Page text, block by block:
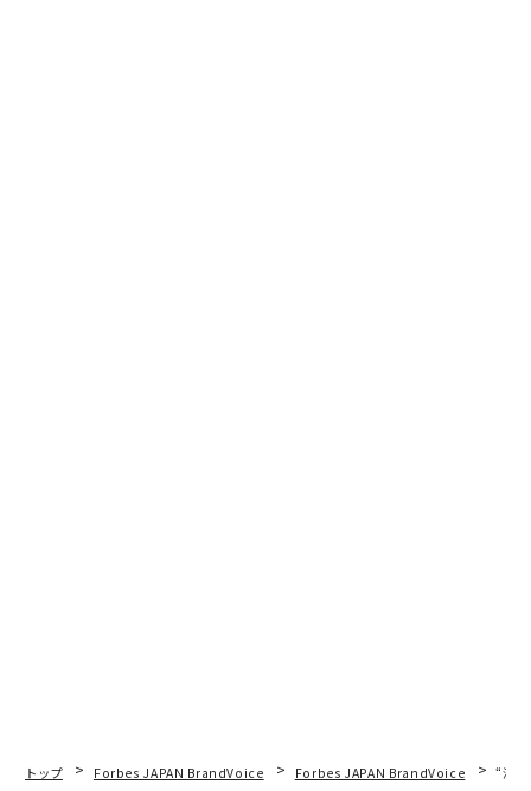
トップ Forbes JAPAN BrandVoice Forbes JAPAN BrandVoice “泊